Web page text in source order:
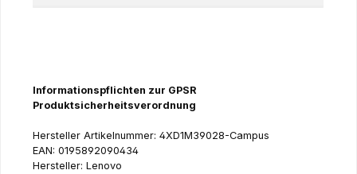
Informationspflichten zur GPSR
Produktsicherheitsverordnung
Hersteller Artikelnummer: 4XD1M39028-Campus
EAN: 0195892090434
Hersteller: Lenovo